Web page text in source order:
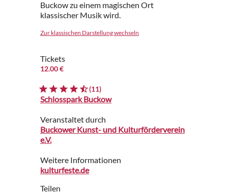
Buckow zu einem magischen Ort
klassischer Musik wird.
Zur klassischen Darstellung wechseln
Tickets
12.00 €
(11)
Schlosspark Buckow
Veranstaltet durch
Buckower Kunst- und Kulturförderverein
e.V.
Weitere Informationen
kulturfeste.de
Teilen